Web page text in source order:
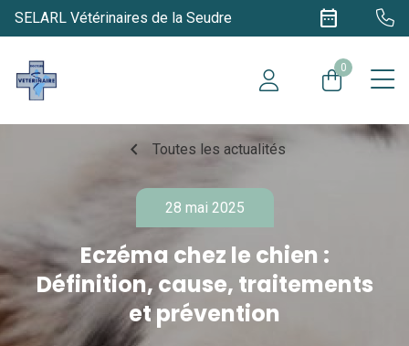
SELARL Vétérinaires de la Seudre date_range
0
chevron_left Toutes les actualités
28 mai 2025
Eczéma chez le chien :
Définition, cause, traitements
et prévention